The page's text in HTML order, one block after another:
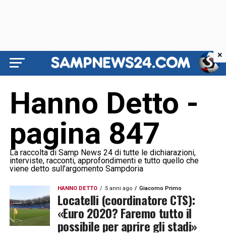
Hanno Detto -
pagina 847
La raccolta di Samp News 24 di tutte le dichiarazioni,
interviste, racconti, approfondimenti e tutto quello che
viene detto sull’argomento Sampdoria
HANNO DETTO 5 anni ago Giacomo Primo
Locatelli (coordinatore CTS):
«Euro 2020? Faremo tutto il
possibile per aprire gli stadi»
×